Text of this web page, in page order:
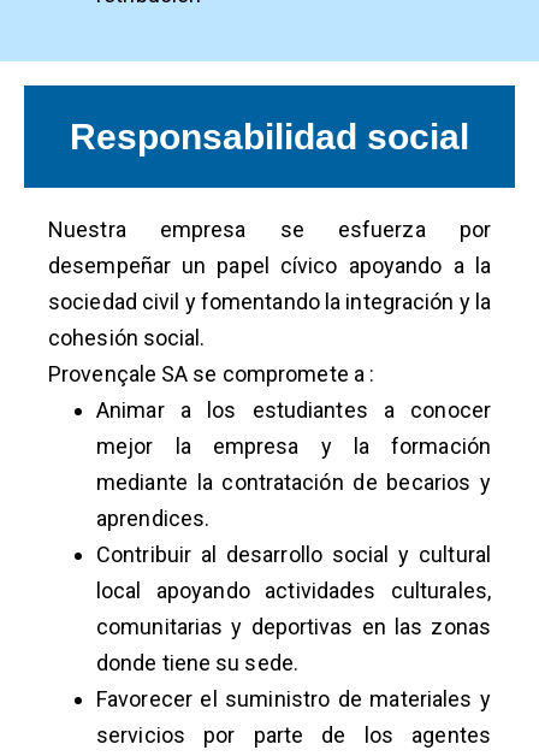
Responsabilidad social
Nuestra empresa se esfuerza por
desempeñar un papel cívico apoyando a la
sociedad civil y fomentando la integración y la
cohesión social.
Provençale SA se compromete a :
Animar a los estudiantes a conocer
mejor la empresa y la formación
mediante la contratación de becarios y
aprendices.
Contribuir al desarrollo social y cultural
local apoyando actividades culturales,
comunitarias y deportivas en las zonas
donde tiene su sede.
Favorecer el suministro de materiales y
servicios por parte de los agentes